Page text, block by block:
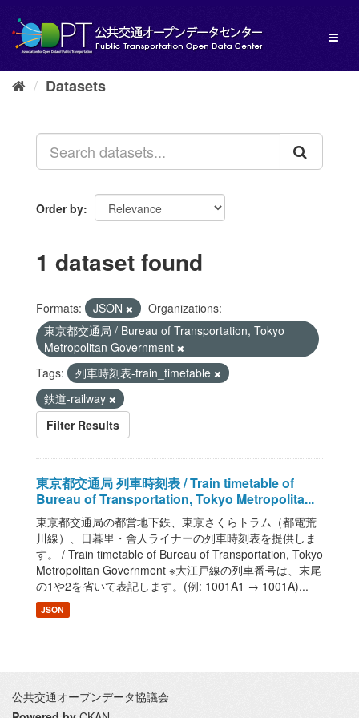
content
Datasets
Order by
1 dataset found
Formats: JSON
Organizations:
東京都交通局 / Bureau of Transportation, Tokyo
Metropolitan Government
Tags:
列車時刻表-train_timetable
鉄道-railway
Filter Results
東京都交通局 列車時刻表 / Train timetable of
Bureau of Transportation, Tokyo Metropolita...
東京都交通局の都営地下鉄、東京さくらトラム（都電荒
川線）、日暮里・舎人ライナーの列車時刻表を提供しま
す。 / Train timetable of Bureau of Transportation, Tokyo
Metropolitan Government ※大江戸線の列車番号は、末尾
の1や2を省いて表記します。(例: 1001A1 → 1001A)...
JSON
公共交通オープンデータ協議会